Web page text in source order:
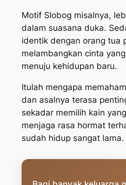
Motif Slobog misalnya,
dalam suasana duka.
identik dengan orang tua
melambangkan cinta
menuju kehidupan baru.
Itulah mengapa
dan asalnya terasa
sekadar memilih kain
menjaga rasa hormat
sudah hidup sangat lama.